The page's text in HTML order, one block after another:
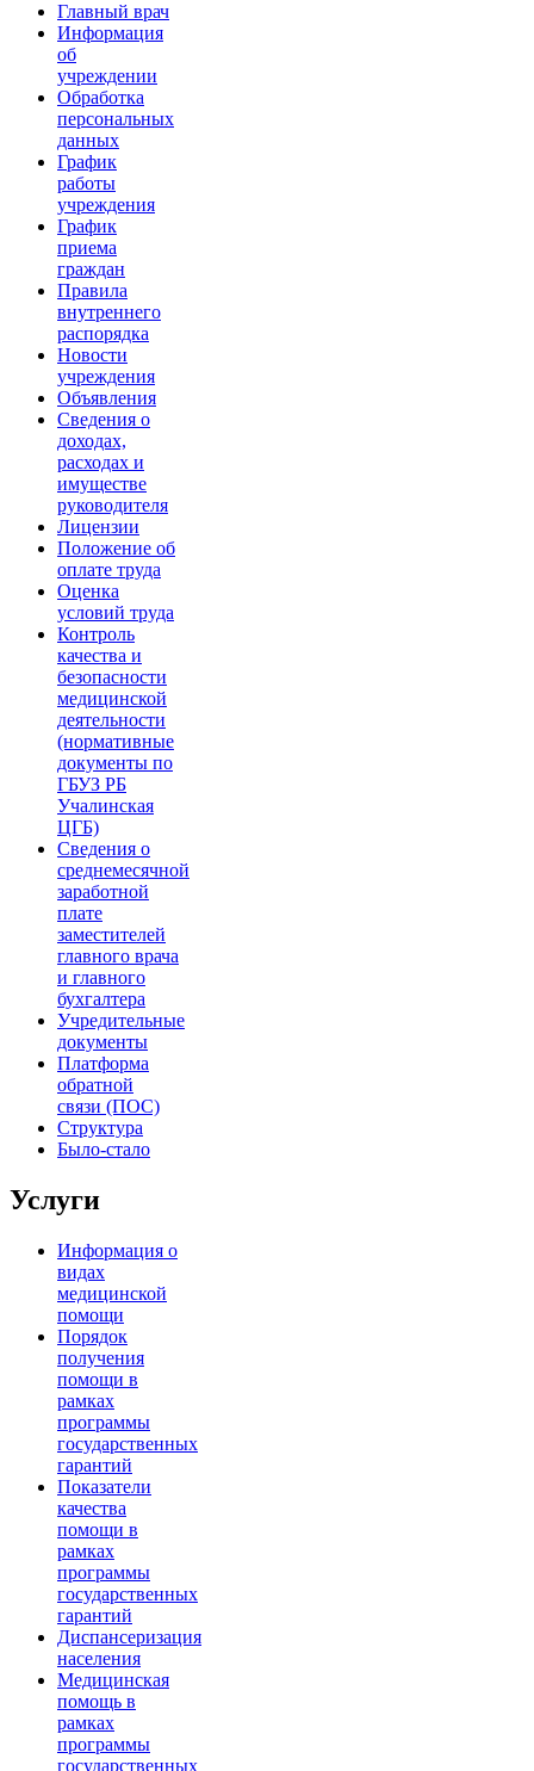
Главный врач
Информация
об
учреждении
Обработка
персональных
данных
График
работы
учреждения
График
приема
граждан
Правила
внутреннего
распорядка
Новости
учреждения
Объявления
Сведения о
доходах,
расходах и
имуществе
руководителя
Лицензии
Положение об
оплате труда
Оценка
условий труда
Контроль
качества и
безопасности
медицинской
деятельности
(нормативные
документы по
ГБУЗ РБ
Учалинская
ЦГБ)
Сведения о
среднемесячной
заработной
плате
заместителей
главного врача
и главного
бухгалтера
Учредительные
документы
Платформа
обратной
связи (ПОС)
Структура
Было-стало
Услуги
Информация о
видах
медицинской
помощи
Порядок
получения
помощи в
рамках
программы
государственных
гарантий
Показатели
качества
помощи в
рамках
программы
государственных
гарантий
Диспансеризация
населения
Медицинская
помощь в
рамках
программы
государственных